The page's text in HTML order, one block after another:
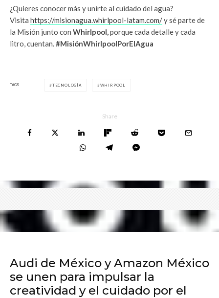
¿Quieres conocer más y unirte al cuidado del agua?
Visita https://misionagua.whirlpool-latam.com/y sé parte de
la Misión junto con Whirlpool,porque cada detalle y cada
litro, cuentan.#MisiónWhirlpoolPorElAgua
TAGS TECNOLOGÍA WHIRPOOL
Share
Audi de México y Amazon México
se unen para impulsar la
creatividad y el cuidado por el